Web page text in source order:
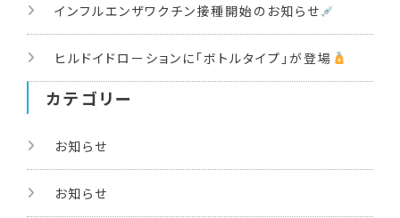
インフルエンザワクチン接種開始のお知らせ
ヒルドイドローションに「ボトルタイプ」が登場
カテゴリー
お知らせ
お知らせ